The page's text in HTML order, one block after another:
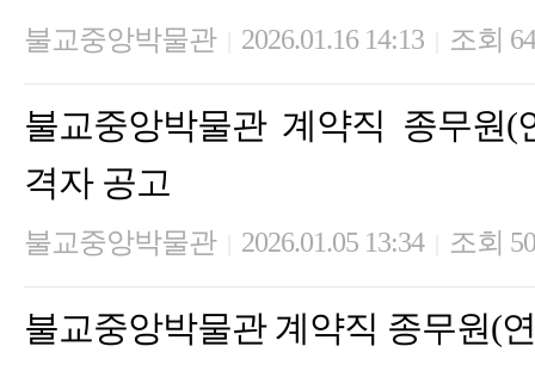
불교중앙박물관 2026.01.16 14:13 조회
불교중앙박물관 계약직 종무원(
격자 공고
불교중앙박물관 2026.01.05 13:34 조회
불교중앙박물관 계약직 종무원(